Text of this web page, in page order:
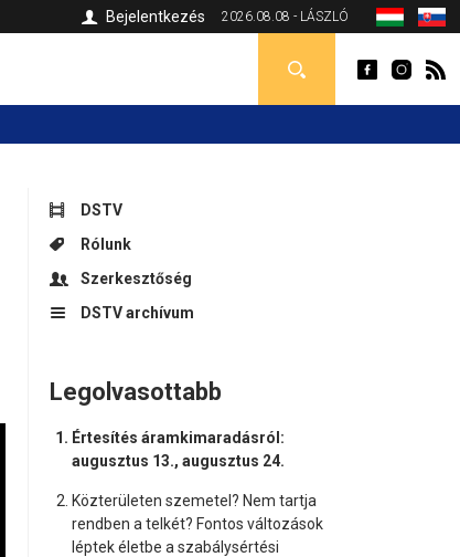
2026.08.08 - LÁSZLÓ
Bejelentkezés
DSTV
Rólunk
Szerkesztőség
DSTV archívum
Legolvasottabb
Értesítés áramkimaradásról:
augusztus 13., augusztus 24.
Közterületen szemetel? Nem tartja
rendben a telkét? Fontos változások
léptek életbe a szabálysértési